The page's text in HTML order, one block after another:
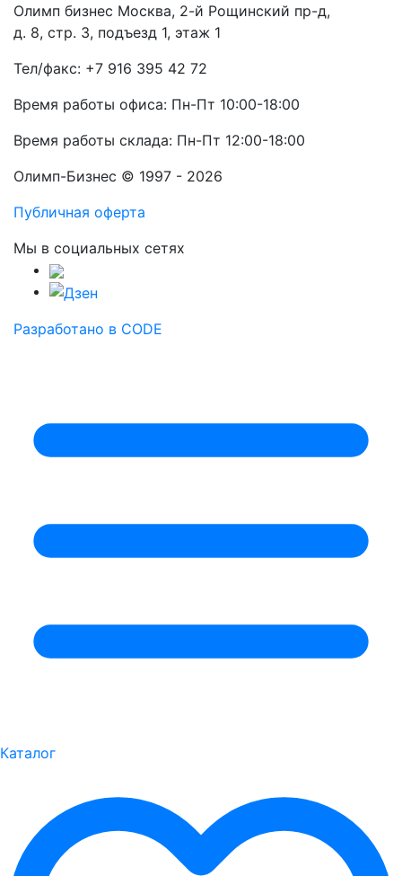
Олимп бизнес Москва, 2-й Рощинский пр-д,
д. 8, стр. 3, подъезд 1, этаж 1
Тел/факс: +7 916 395 42 72
Время работы офиса: Пн-Пт 10:00-18:00
Время работы склада: Пн-Пт 12:00-18:00
Олимп-Бизнес © 1997 - 2026
Публичная оферта
Мы в социальных сетях
Разработано в CODE
Каталог